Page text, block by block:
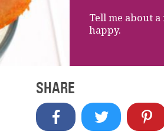
Tell me about
happy.
SHARE